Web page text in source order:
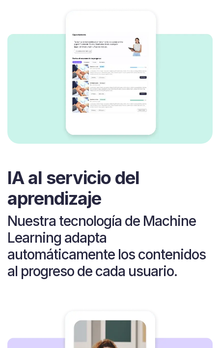
IA al servicio del
aprendizaje
Nuestra tecnología de Machine
Learning adapta
automáticamente los contenidos
al progreso de cada usuario.